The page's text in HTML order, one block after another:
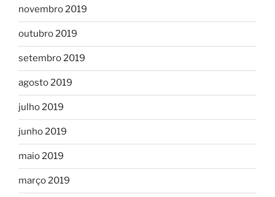
novembro 2019
outubro 2019
setembro 2019
agosto 2019
julho 2019
junho 2019
maio 2019
março 2019